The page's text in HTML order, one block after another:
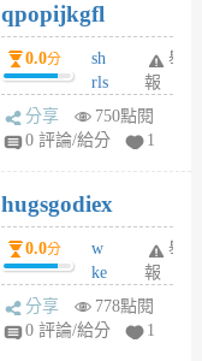
6
個
月
前
qpopijkgfl
0.0分
sh
rls
k
m
6
個
月
前
舉
報
分享
750點閱
0 評論/給分
1
hugsgodiex
0.0分
w
ke
rv
pj
舉
報
分享
778點閱
0 評論/給分
1